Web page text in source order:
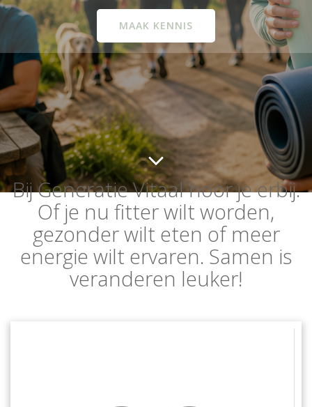
MAAK KENNIS
Bij Generatie Vitaal hoor je erbij.
Of je nu fitter wilt worden,
gezonder wilt eten of meer
energie wilt ervaren. Samen is
veranderen leuker!